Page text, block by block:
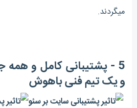
میگردند.
5 - پشتیبانی کامل و همه
و یک تیم فنی باهوش